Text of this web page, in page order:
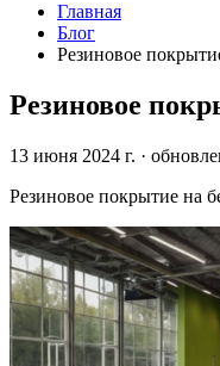
Главная
Блог
Резиновое
Резиновое
13 июня 2024 г. ·
Резиновое покрытие на